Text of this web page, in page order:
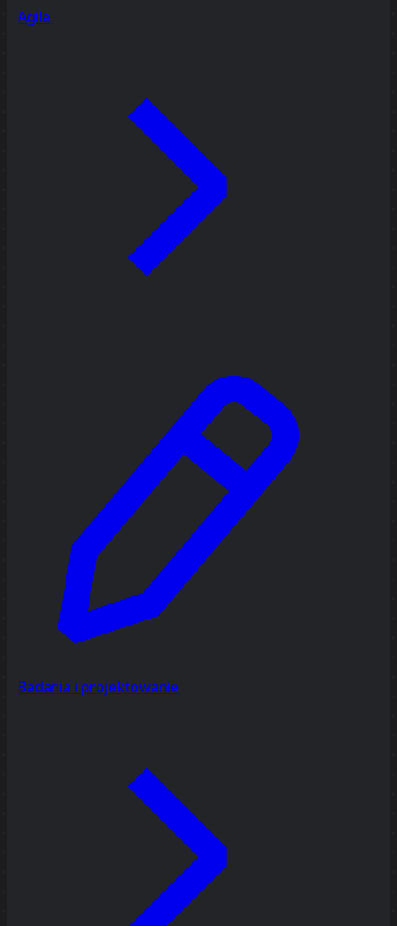
Agile
Badania i projektowanie